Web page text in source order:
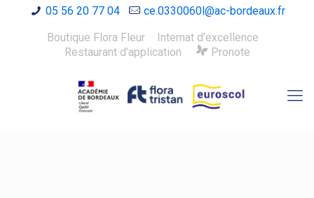
05 56 20 77 04
ce.0330060l@ac-bordeaux.fr
Boutique Flora Fleur
Internat d’excellence
Restaurant d’application
Pronote